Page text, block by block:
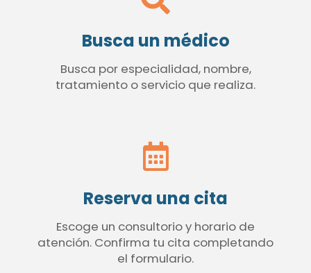
Busca un médico
Busca por especialidad, nombre,
tratamiento o servicio que realiza.
Reserva una cita
Escoge un consultorio y horario de
atención. Confirma tu cita completando
el formulario.